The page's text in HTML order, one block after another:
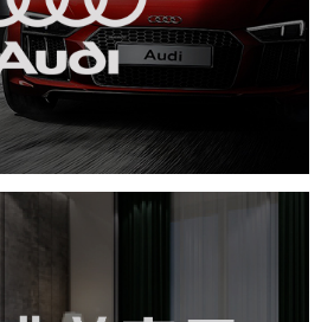
电商网站 定制开发
曲美家居